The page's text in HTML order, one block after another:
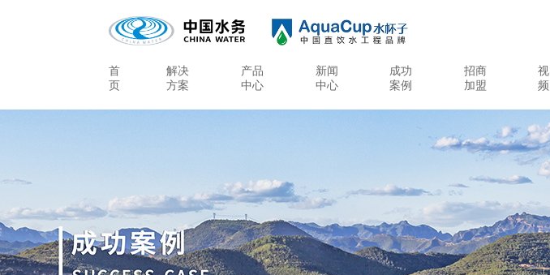
首
页
解决
方案
产品
中心
新闻
中心
成功
案例
招商
加盟
视
频